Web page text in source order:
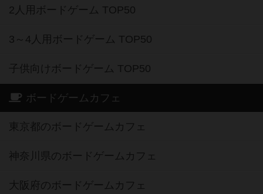
2人用ボードゲーム TOP50
3～4人用ボードゲーム TOP50
子供向けボードゲーム TOP50
ボードゲームカフェ
東京都のボードゲームカフェ
神奈川県のボードゲームカフェ
大阪府のボードゲームカフェ